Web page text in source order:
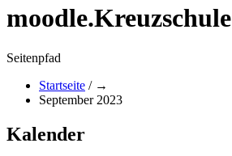
moodle.Kreuzschule
Seitenpfad
Startseite / →
September 2023
Kalender